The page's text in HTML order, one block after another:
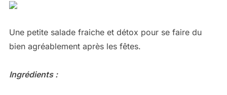
Une petite salade fraiche et détox pour se faire du
bien agréablement après les fêtes.
Ingrédients :